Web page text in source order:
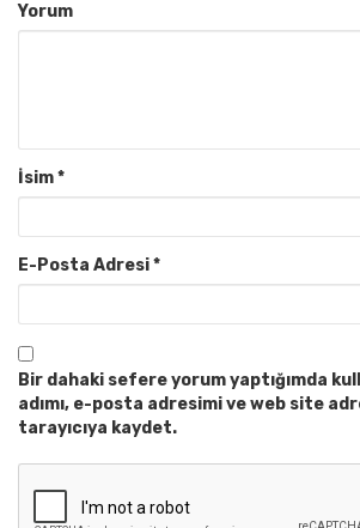
Yorum
İsim*
E-Posta Adresi*
Bir dahaki sefere yorum yaptığımda
adımı, e-posta adresimi ve web site
tarayıcıya kaydet.